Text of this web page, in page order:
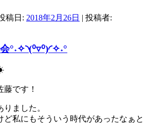
稿日: 2018年2月26日 | 投稿者:
°˖✧◝(⁰▿⁰)◜✧˖°
です！
ました。
ど私にもそういう時代があったなぁと